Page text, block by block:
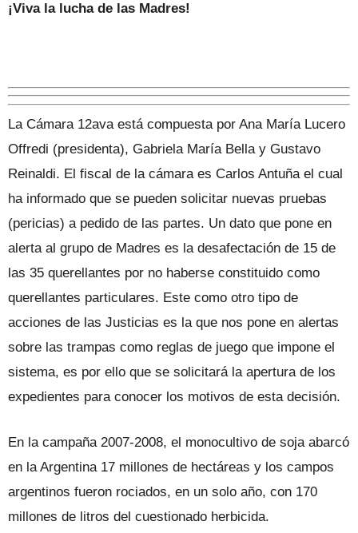
¡Viva la lucha de las Madres!
La Cámara 12ava está compuesta por Ana María Lucero
Offredi (presidenta), Gabriela María Bella y Gustavo
Reinaldi. El fiscal de la cámara es Carlos Antuña el cual
ha informado que se pueden solicitar nuevas pruebas
(pericias) a pedido de las partes. Un dato que pone en
alerta al grupo de Madres es la desafectación de 15 de
las 35 querellantes por no haberse constituido como
querellantes particulares. Este como otro tipo de
acciones de las Justicias es la que nos pone en alertas
sobre las trampas como reglas de juego que impone el
sistema, es por ello que se solicitará la apertura de los
expedientes para conocer los motivos de esta decisión.
En la campaña 2007-2008, el monocultivo de soja abarcó
en la Argentina 17 millones de hectáreas y los campos
argentinos fueron rociados, en un solo año, con 170
millones de litros del cuestionado herbicida.